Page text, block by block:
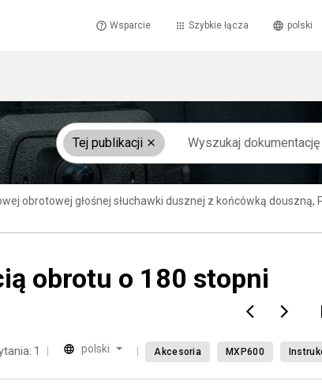
Wsparcie Szybkie łącza polski
Tej publikacji
obrotowej głośnej słuchawki dusznej z końcówką douszną,
obrotu o 180 stopni
1 polski Akcesoria MXP600